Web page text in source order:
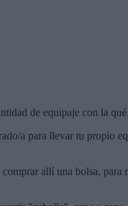
de equipaje con la
a para llevar tu propio
allí una bolsa, para